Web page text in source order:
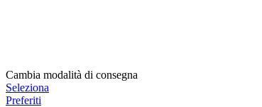
Cambia modalità di consegna
Seleziona
Preferiti